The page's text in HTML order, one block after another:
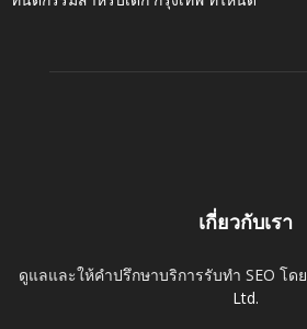
เกี่ยวกับเรา
ดูแลและให้คำปรึกษาบริการรับทำ SEO โดย
Ltd.